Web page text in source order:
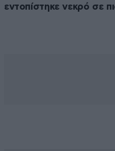
εντοπίστηκε νεκρό σε